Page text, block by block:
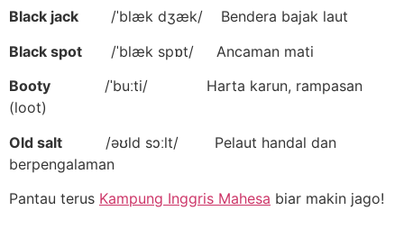
Black jack /ˈblæk dʒæk/ Bendera bajak laut
Black spot /ˈblæk spɒt/ Ancaman mati
Booty /ˈbuːti/ Harta karun, rampasan
(loot)
Old salt /əʊld sɔːlt/ Pelaut handal dan
berpengalaman
Pantau terus Kampung Inggris Mahesa biar makin jago!